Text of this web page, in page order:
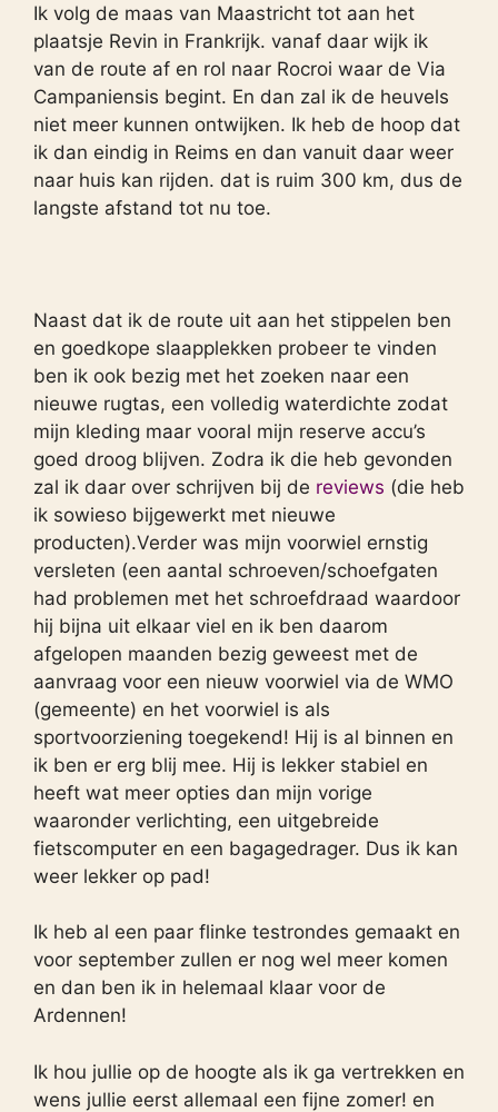
Ik volg de maas van Maastricht tot aan het
plaatsje Revin in Frankrijk. vanaf daar wijk ik
van de route af en rol naar Rocroi waar de Via
Campaniensis begint. En dan zal ik de heuvels
niet meer kunnen ontwijken. Ik heb de hoop dat
ik dan eindig in Reims en dan vanuit daar weer
naar huis kan rijden. dat is ruim 300 km, dus de
langste afstand tot nu toe.
Naast dat ik de route uit aan het stippelen ben
en goedkope slaapplekken probeer te vinden
ben ik ook bezig met het zoeken naar een
nieuwe rugtas, een volledig waterdichte zodat
mijn kleding maar vooral mijn reserve accu’s
goed droog blijven. Zodra ik die heb gevonden
zal ik daar over schrijven bij de reviews (die heb
ik sowieso bijgewerkt met nieuwe
producten).Verder was mijn voorwiel ernstig
versleten (een aantal schroeven/schoefgaten
had problemen met het schroefdraad waardoor
hij bijna uit elkaar viel en ik ben daarom
afgelopen maanden bezig geweest met de
aanvraag voor een nieuw voorwiel via de WMO
(gemeente) en het voorwiel is als
sportvoorziening toegekend! Hij is al binnen en
ik ben er erg blij mee. Hij is lekker stabiel en
heeft wat meer opties dan mijn vorige
waaronder verlichting, een uitgebreide
fietscomputer en een bagagedrager. Dus ik kan
weer lekker op pad!
Ik heb al een paar flinke testrondes gemaakt en
voor september zullen er nog wel meer komen
en dan ben ik in helemaal klaar voor de
Ardennen!
Ik hou jullie op de hoogte als ik ga vertrekken en
wens jullie eerst allemaal een fijne zomer! en